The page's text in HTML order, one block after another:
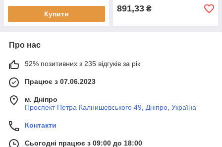
Купити
891,33 ₴
Про нас
92% позитивних з 235 відгуків за рік
Працює з 07.06.2023
м. Дніпро
Проспект Петра Калнишевського 49, Дніпро, Україна
Контакти
Сьогодні працює з 09:00 до 18:00